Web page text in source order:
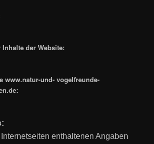
der Website:
www.natur-und- vogelfreunde-
enthaltenen Angaben